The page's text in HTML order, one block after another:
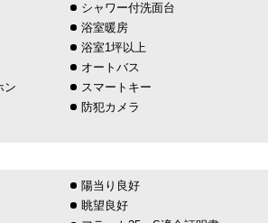
シャワー付洗面台
浴室暖房
浴室1坪以上
オートバス
ン
スマートキー
防犯カメラ
陽当り良好
眺望良好